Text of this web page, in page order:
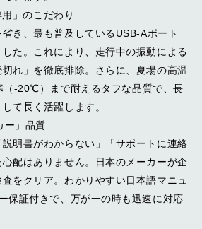
」のこだわり
き、最も普及しているUSB-Aポート
た。これにより、走行中の振動による
切れ」を徹底排除。さらに、夏場の高温
（-20℃）まで耐えるタフな品質で、長
て長く活躍します。
ー」品質
明書がわからない」「サポートに連絡
配はありません。日本のメーカーが企
をクリア。わかりやすい日本語マニュ
保証付きで、万が一の時も迅速に対応